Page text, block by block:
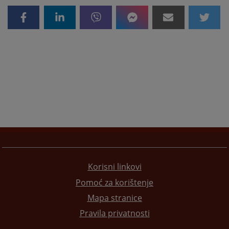
Korisni linkovi
Pomoć za korištenje
Mapa stranice
Pravila privatnosti